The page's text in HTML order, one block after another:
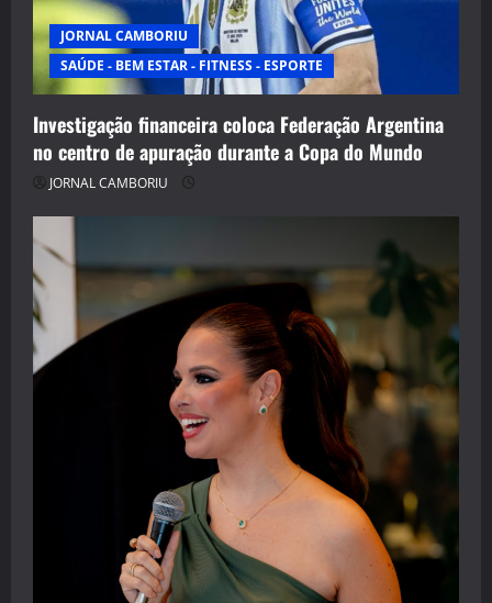
JORNAL CAMBORIU
SAÚDE - BEM ESTAR - FITNESS - ESPORTE
Investigação financeira coloca Federação Argentina
no centro de apuração durante a Copa do Mundo
JORNAL CAMBORIU